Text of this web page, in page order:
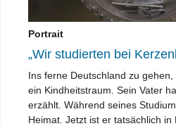
Portrait
„Wir studierten bei
Ins ferne Deutschland zu
ein Kindheitstraum. Sein Vater
erzählt. Während seines
Heimat. Jetzt ist er tatsächlich